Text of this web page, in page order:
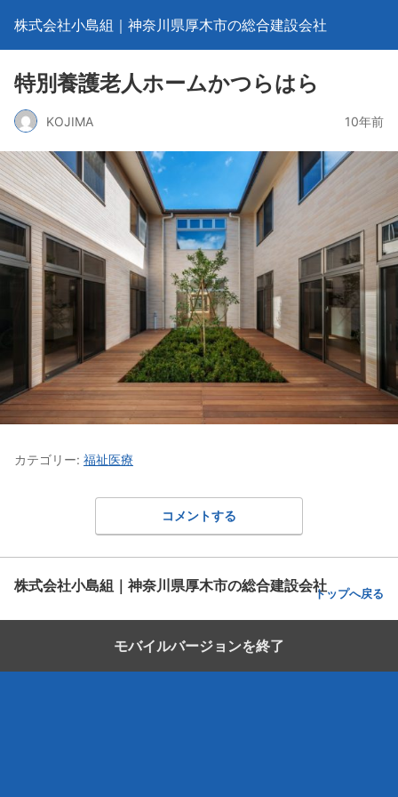
株式会社小島組｜神奈川県厚木市の総合建設会社
特別養護老人ホームかつらはら
KOJIMA 10年前
カテゴリー: 福祉医療
コメントする
株式会社小島組｜神奈川県厚木市の総合建設会社トップへ戻る
モバイルバージョンを終了